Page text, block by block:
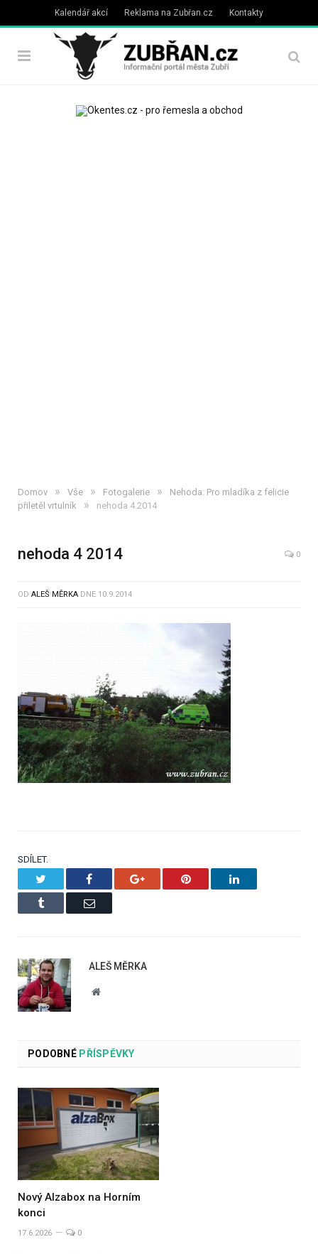
Kalendář akcí Reklama na Zubřan.cz Kontakty
Domov » Vše » Fotogalerie »
Nehoda: Pro mladíka z felicie
přiletěl vrtulník
» nehoda 4 2014
nehoda 4 2014 0
OD ALEŠ MĚRKA DNE 10.9.2014
SDÍLET.
Facebook Google+ Pinterest LinkedIn
Tumblr Email
ALEŠ MĚRKA
Website
PODOBNÉPŘÍSPĚVKY
Nový Alzabox na Horním
konci
17.6.2026 0